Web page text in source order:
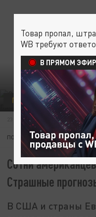
ПРОИСШЕСТВИЯ
23 ИЮЛЯ 23:32
ПОДПИШИТЕСЬ:
Сотни
Страшные
В США и страны
Товар пропал,
WB требуют
В ПРЯМОМ